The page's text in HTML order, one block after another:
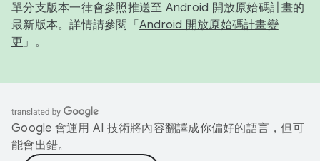
單分支版本一律會參照推送至 Android 開放原始碼計畫的
最新版本。詳情請參閱「 Android 開放原始碼計畫變
更 」。
Google 會運用 AI 技術將內容翻譯成你偏好的語言，但可
能會出錯。